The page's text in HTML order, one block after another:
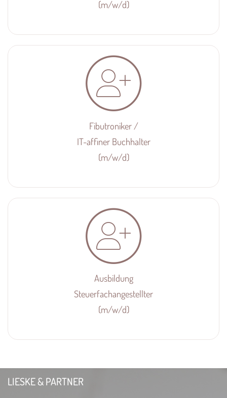
(m/w/d)
Fibutroniker /
IT-affiner Buchhalter
(m/w/d)
Ausbildung
Steuerfachangestellter
(m/w/d)
LIESKE & PARTNER